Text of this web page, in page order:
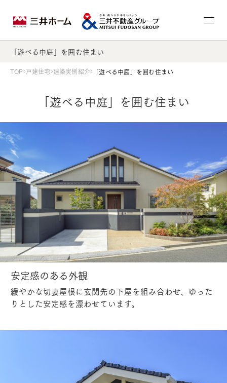
「遊べる中庭」を囲む住まい
TOP 戸建住宅 建築実例紹介 「遊べる中庭」を囲む住まい
「遊べる中庭」を囲む住まい
安定感のある外観
緩やかな切妻屋根に玄関先の下屋を組み合わせ、ゆった
りとした安定感を漂わせています。